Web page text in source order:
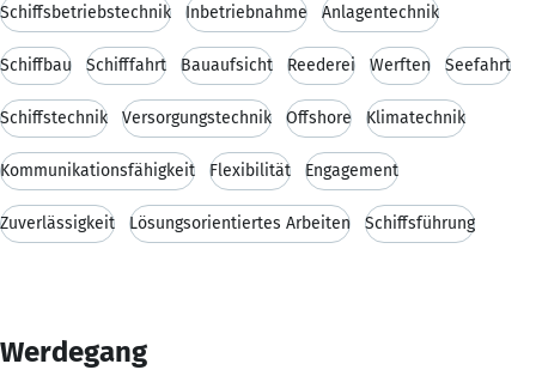
Schiffsbetriebstechnik Inbetriebnahme Anlagentechnik
Schiffbau Schifffahrt Bauaufsicht Reederei Werften Seefahrt
Schiffstechnik Versorgungstechnik Offshore Klimatechnik
Kommunikationsfähigkeit Flexibilität Engagement
Zuverlässigkeit Lösungsorientiertes Arbeiten Schiffsführung
Werdegang